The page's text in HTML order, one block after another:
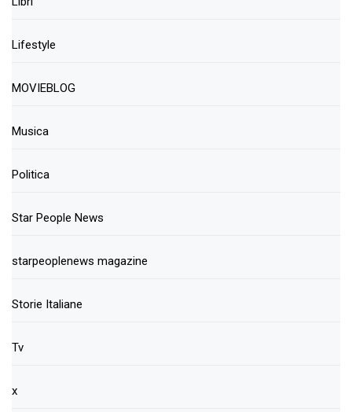
Lifestyle
MOVIEBLOG
Musica
Politica
Star People News
starpeoplenews magazine
Storie Italiane
Tv
x